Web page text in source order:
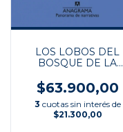
LOS LOBOS DEL
BOSQUE DE LA
$63.900,00
3 cuotas sin interés de
$21.300,00